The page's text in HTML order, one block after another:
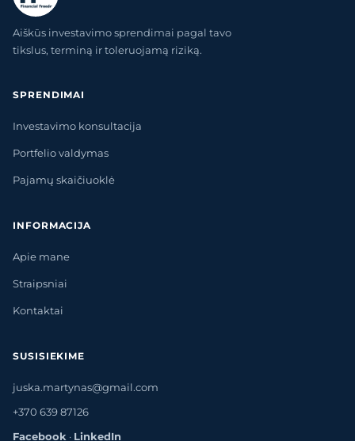
Aiškūs investavimo sprendimai pagal tavo
tikslus, terminą ir toleruojamą riziką.
SPRENDIMAI
Investavimo konsultacija
Portfelio valdymas
Pajamų skaičiuoklė
INFORMACIJA
Apie mane
Straipsniai
Kontaktai
SUSISIEKIME
juska.martynas@gmail.com
+370 639 87126
Facebook · LinkedIn